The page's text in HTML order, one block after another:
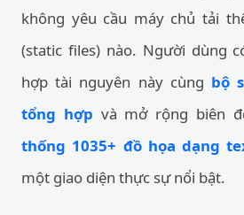
không yêu cầu máy chủ tải
(static files) nào. Người dùng
hợp tài nguyên này cùng bộ
tổng hợp và mở rộng biên
thống 1035+ đồ họa dạng
một giao diện thực sự nổi bật.